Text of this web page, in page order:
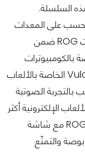
فحسب على المعدات
الموجودة داخل الكومبيوتر الشخصي، فقد أضافت ROG ضمن
بالكومبيوترات
الشخصية، التي تشتمل على سماعات Vulcan ANC الخاصة بالألعاب
بالتجربة الصوتية
الإلكترونية أكثر
بأحدث الألعاب، فيمكنهم وصل معدّات سلسلة ROG مع شاشة
ASUS VG278H ثلاثية الأبعاد بحجمها البالغ 27 بوصة والتمتّع